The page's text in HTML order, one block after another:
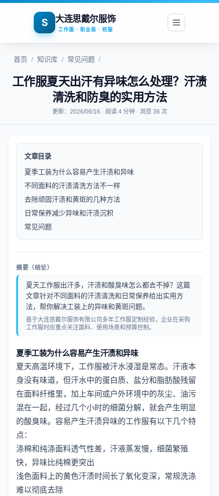
S 大连思戴尔服饰
工作服 · 职业装 · 校服
首页 / 知识库 / 常见问题 /
工作服夏天出汗有异味怎么处理？汗渍
清洗和防臭的实用方法
更新：2026/06/16 · 阅读 4 分钟 · 浏览 36 次
文章目录
夏季工装为什么容易产生汗渍和异味
不同面料的汗渍清洗方法不一样
去除顽固汗渍和黄斑的几种方法
日常保养减少异味和汗渍沉积
常见问题
摘要（结论）
夏天工作服出汗多，汗渍和酸臭味怎么都去不掉？这篇
文章针对不同面料的汗渍清洗和日常保养给出实用方
法，帮你解决工装上的异味和黄斑问题。
基于大连思戴尔服饰有限公司多年工作服定制经验，企业在采购
工作服时应重点关注面料、使用场景和预算控制。
夏季工装为什么容易产生汗渍和异味
夏天高温环境下，工作服被汗水浸湿是常态。汗液本
身没有味道，但汗水中的蛋白质、盐分和脂肪酸残留
在面料纤维里，加上车间或户外环境中的灰尘、油污
混在一起，经过几个小时的细菌分解，就会产生明显
的酸臭味。容易产生汗渍异味的工作服有以下几个特
点：
涤棉和纯涤面料透气性差，汗液蒸发慢，细菌繁殖
快，异味比纯棉更突出
浅色面料上的黄色汗渍时间长了氧化变深，常规洗涤
难以彻底去除